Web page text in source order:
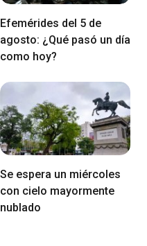
Efemérides del 5 de
agosto: ¿Qué pasó un día
como hoy?
Se espera un miércoles
con cielo mayormente
nublado